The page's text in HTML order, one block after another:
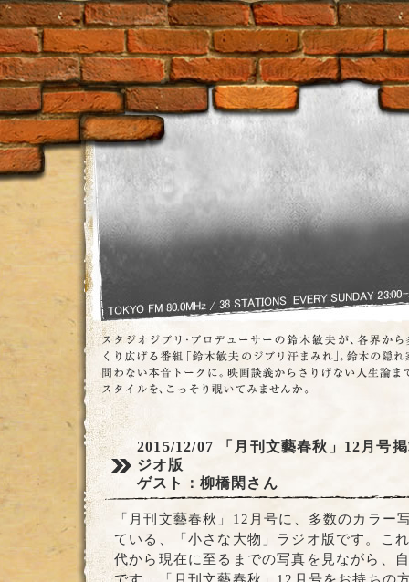
2015/12/07
「月刊文藝春秋」12月号
ジオ版
ゲスト：柳橋閑さん
「月刊文藝春秋」12月号に、多数のカラー
ている、「小さな大物」ラジオ版です。こ
代から現在に至るまでの写真を見ながら、